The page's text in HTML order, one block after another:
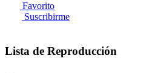
Favorito
Suscribirme
Lista de Reproducción